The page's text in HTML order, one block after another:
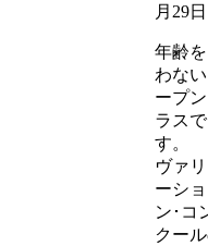
月29日
年齢
わな
ープ
ラスで
す。
ヴァ
ーショ
ン･コ
クー